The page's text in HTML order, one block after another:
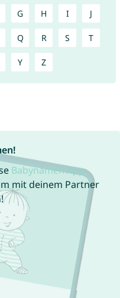
G H I J
Q R S T
Y Z
Babynamen App
mit deinem Partner